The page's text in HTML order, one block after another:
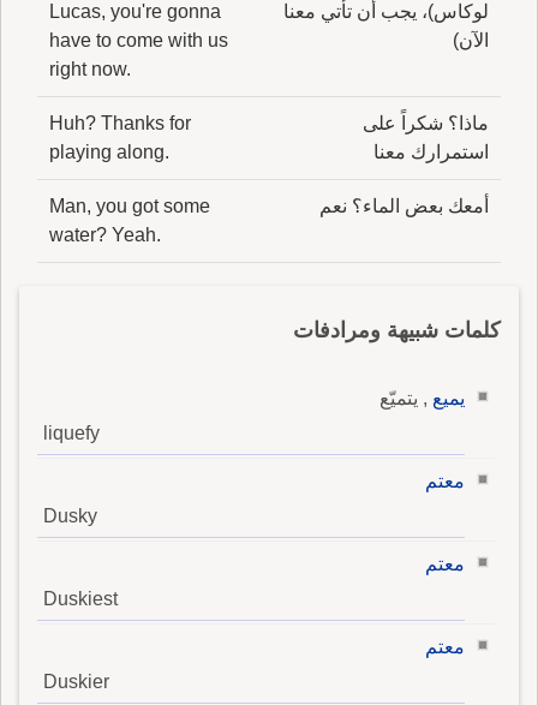
لوكاس)، يجب أن تأتي معنا
الآن)
Lucas, you're gonna
have to come with us
right now.
ماذا؟ شكراً على
استمرارك معنا
Huh? Thanks for
playing along.
أمعك بعض الماء؟ نعم
Man, you got some
water? Yeah.
كلمات شبيهة ومرادفات
يميع , يتميّع
liquefy
معتم
Dusky
معتم
Duskiest
معتم
Duskier